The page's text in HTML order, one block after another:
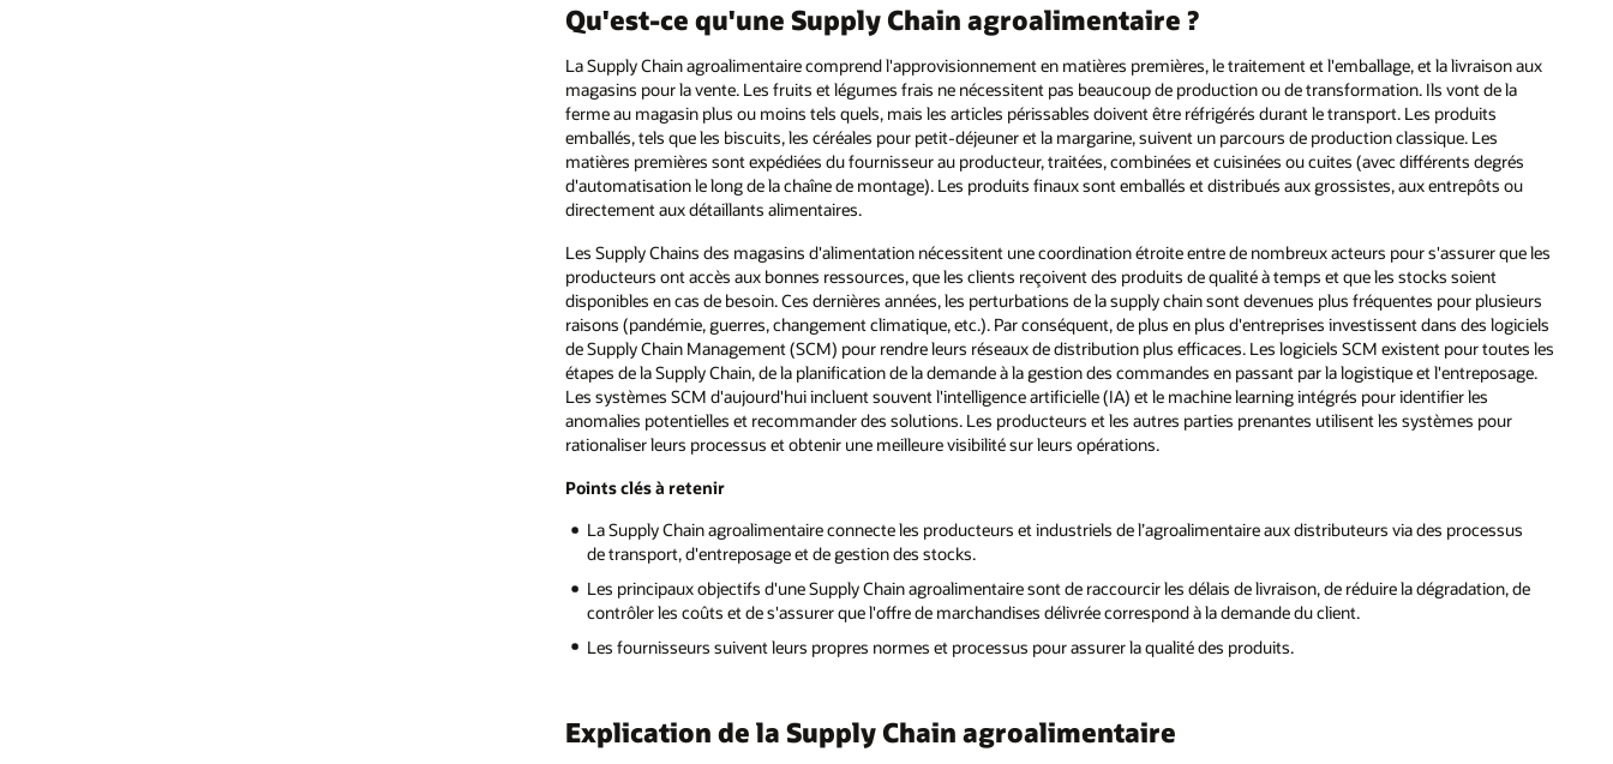
Qu'est-ce qu'une Supply Chain agroalimentaire ?
La Supply Chain agroalimentaire comprend l'approvisionnement en matières premières, le traitement et l'emballage, et la livraison aux
magasins pour la vente. Les fruits et légumes frais ne nécessitent pas beaucoup de production ou de transformation. Ils vont de la
ferme au magasin plus ou moins tels quels, mais les articles périssables doivent être réfrigérés durant le transport. Les produits
emballés, tels que les biscuits, les céréales pour petit-déjeuner et la margarine, suivent un parcours de production classique. Les
matières premières sont expédiées du fournisseur au producteur, traitées, combinées et cuisinées ou cuites (avec différents degrés
d'automatisation le long de la chaîne de montage). Les produits finaux sont emballés et distribués aux grossistes, aux entrepôts ou
directement aux détaillants alimentaires.
Les Supply Chains des magasins d'alimentation nécessitent une coordination étroite entre de nombreux acteurs pour s'assurer que les
producteurs ont accès aux bonnes ressources, que les clients reçoivent des produits de qualité à temps et que les stocks soient
disponibles en cas de besoin. Ces dernières années, les perturbations de la supply chain sont devenues plus fréquentes pour plusieurs
raisons (pandémie, guerres, changement climatique, etc.). Par conséquent, de plus en plus d'entreprises investissent dans des logiciels
de Supply Chain Management (SCM) pour rendre leurs réseaux de distribution plus efficaces. Les logiciels SCM existent pour toutes les
étapes de la Supply Chain, de la planification de la demande à la gestion des commandes en passant par la logistique et l'entreposage.
Les systèmes SCM d'aujourd'hui incluent souvent l'intelligence artificielle (IA) et le machine learning intégrés pour identifier les
anomalies potentielles et recommander des solutions. Les producteurs et les autres parties prenantes utilisent les systèmes pour
rationaliser leurs processus et obtenir une meilleure visibilité sur leurs opérations.
Points clés à retenir
La Supply Chain agroalimentaire connecte les producteurs et industriels de l’agroalimentaire aux distributeurs via des processus
de transport, d'entreposage et de gestion des stocks.
Les principaux objectifs d'une Supply Chain agroalimentaire sont de raccourcir les délais de livraison, de réduire la dégradation, de
contrôler les coûts et de s'assurer que l'offre de marchandises délivrée correspond à la demande du client.
Les fournisseurs suivent leurs propres normes et processus pour assurer la qualité des produits.
Explication de la Supply Chain agroalimentaire